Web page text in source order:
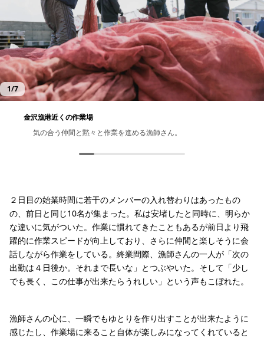
1/7
金沢漁港近くの作業場
気の合う仲間と黙々と作業を進める漁師さん。
濡れている漁網を広げて乾かす。
ナイロン以外の素材は、丁寧に取り除く。
大きな漁網を作業のしやすいサイズに裁断していく。
裁断した漁網をフレコンバッグへ戻す。袋の数が作業の目安と
表情も和らぎ、会話も弾む。
支援の経緯とNetPlus®について説明をする。
２日目の始業時間に若干のメンバーの入れ替わりはあったもの
の、前日と同じ10名が集まった。私は安堵したと同時に、明らか
な違いに気がついた。作業に慣れてきたこともあるが前日より飛
躍的に作業スピードが向上しており、さらに仲間と楽しそうに会
話しながら作業をしている。終業間際、漁師さんの一人が「次の
出勤は４日後か。それまで長いな」とつぶやいた。そして「少し
でも長く、この仕事が出来たらうれしい」という声もこぼれた。
漁師さんの心に、一瞬でもゆとりを作り出すことが出来たように
感じたし、作業場に来ること自体が楽しみになってくれていると